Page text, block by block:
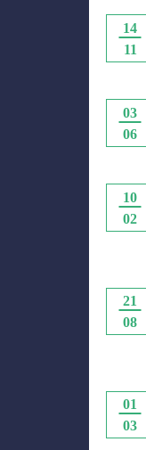
14
11
03
06
10
02
21
08
01
03